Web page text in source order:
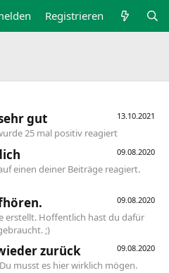
Registrieren
13.10.2021
gut
25 mal positiv reagiert
09.08.2020
einen deiner Beiträge reagiert.
09.08.2020
erstellt. Hoffentlich hast du dafür
;)
09.08.2020
zurück
musst es hier wirklich mögen.